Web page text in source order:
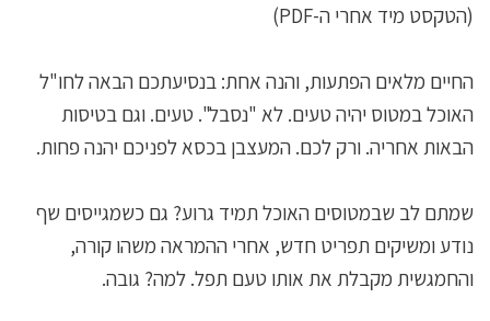
(הטקסט מיד אחרי ה-PDF)
החיים מלאים הפתעות, והנה אחת: בנסיעתכם הבאה לחו"ל
האוכל במטוס יהיה טעים. לא "נסבל". טעים. וגם בטיסות
הבאות אחריה. ורק לכם. המעצבן בכסא לפניכם יהנה פחות.
שמתם לב שבמטוסים האוכל תמיד גרוע? גם כשמגייסים שף
נודע ומשיקים תפריט חדש, אחרי ההמראה משהו קורה,
והחמגשית מקבלת את אותו טעם תפל. למה? גובה.